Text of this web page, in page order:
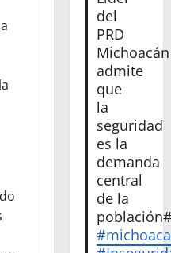
del
PRD
Michoacán
admite
que
la
seguridad
es la
demanda
central
de la